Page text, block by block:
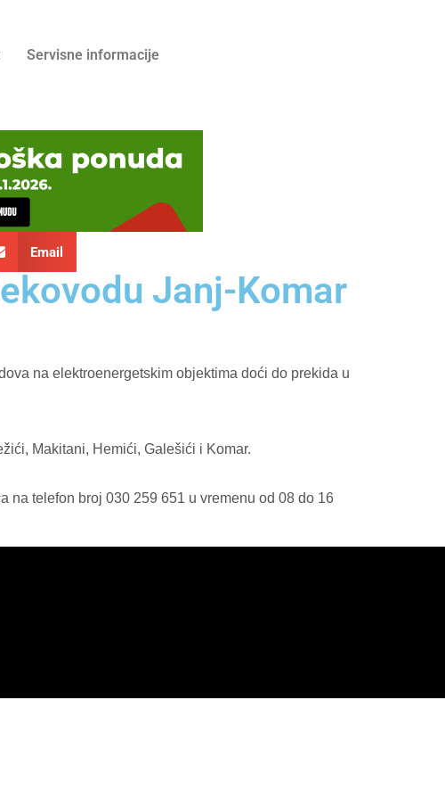
Servisne informacije
Email
Janj-Komar
na elektroenergetskim objektima doći do prekida u
Makitani, Hemići, Galešići i Komar.
na telefon broj 030 259 651 u vremenu od 08 do 16